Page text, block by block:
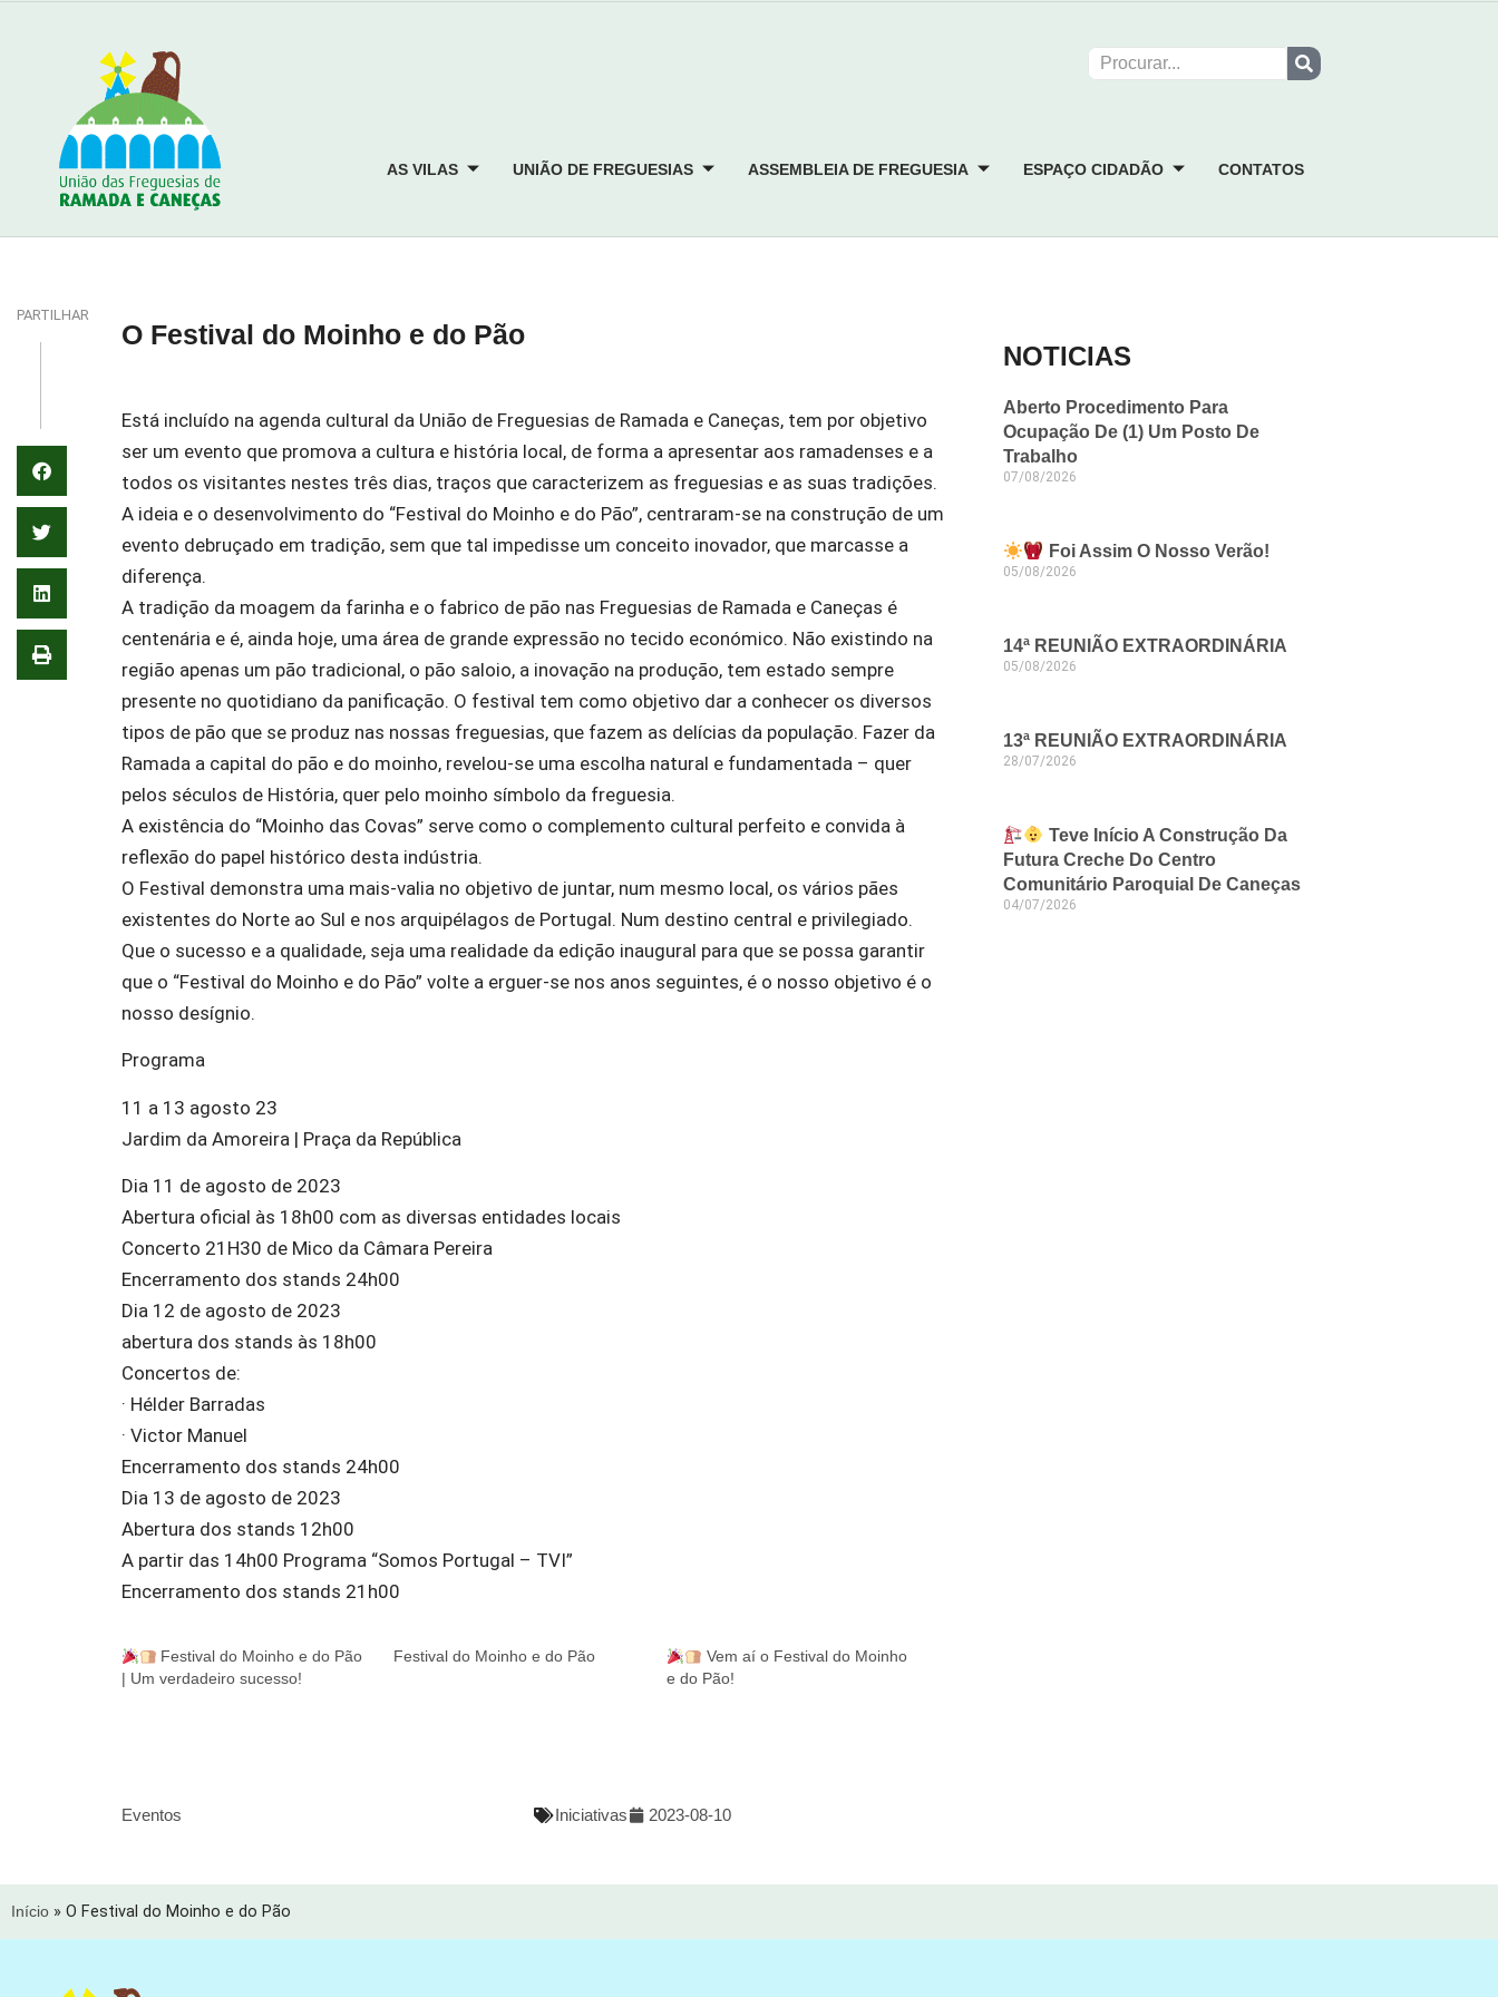
AS VILAS UNIÃO DE FREGUESIAS ASSEMBLEIA DE FREGUESIA ESPAÇO CIDADÃO CONTATOS
PARTILHAR
O Festival do Moinho e do Pão
Está incluído na agenda cultural da União de Freguesias de Ramada e Caneças, tem por objetivo
ser um evento que promova a cultura e história local, de forma a apresentar aos ramadenses e a
todos os visitantes nestes três dias, traços que caracterizem as freguesias e as suas tradições.
A ideia e o desenvolvimento do “Festival do Moinho e do Pão”, centraram-se na construção de um
evento debruçado em tradição, sem que tal impedisse um conceito inovador, que marcasse a
diferença.
A tradição da moagem da farinha e o fabrico de pão nas Freguesias de Ramada e Caneças é
centenária e é, ainda hoje, uma área de grande expressão no tecido económico. Não existindo na
região apenas um pão tradicional, o pão saloio, a inovação na produção, tem estado sempre
presente no quotidiano da panificação. O festival tem como objetivo dar a conhecer os diversos
tipos de pão que se produz nas nossas freguesias, que fazem as delícias da população. Fazer da
Ramada a capital do pão e do moinho, revelou-se uma escolha natural e fundamentada – quer
pelos séculos de História, quer pelo moinho símbolo da freguesia.
A existência do “Moinho das Covas” serve como o complemento cultural perfeito e convida à
reflexão do papel histórico desta indústria.
O Festival demonstra uma mais-valia no objetivo de juntar, num mesmo local, os vários pães
existentes do Norte ao Sul e nos arquipélagos de Portugal. Num destino central e privilegiado.
Que o sucesso e a qualidade, seja uma realidade da edição inaugural para que se possa garantir
que o “Festival do Moinho e do Pão” volte a erguer-se nos anos seguintes, é o nosso objetivo é o
nosso desígnio.
Programa
11 a 13 agosto 23
Jardim da Amoreira | Praça da República
Dia 11 de agosto de 2023
Abertura oficial às 18h00 com as diversas entidades locais
Concerto 21H30 de Mico da Câmara Pereira
Encerramento dos stands 24h00
Dia 12 de agosto de 2023
abertura dos stands às 18h00
Concertos de:
· Hélder Barradas
· Victor Manuel
Encerramento dos stands 24h00
Dia 13 de agosto de 2023
Abertura dos stands 12h00
A partir das 14h00 Programa “Somos Portugal – TVI”
Encerramento dos stands 21h00
Festival do Moinho e do Pão
| Um verdadeiro sucesso!
Festival do Moinho e do Pão
Vem aí o Festival do Moinho
e do Pão!
Eventos Iniciativas 2023-08-10
NOTICIAS
Aberto Procedimento Para
Ocupação De (1) Um Posto De
Trabalho
07/08/2026
Foi Assim O Nosso Verão!
05/08/2026
14ª REUNIÃO EXTRAORDINÁRIA
05/08/2026
13ª REUNIÃO EXTRAORDINÁRIA
28/07/2026
Teve Início A Construção Da
Futura Creche Do Centro
Comunitário Paroquial De Caneças
04/07/2026
Início » O Festival do Moinho e do Pão